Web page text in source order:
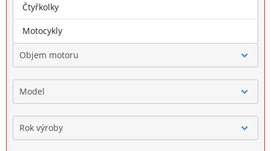
Značka
Objem motoru
Model
Rok výroby
Čtyřkolky
Motocykly